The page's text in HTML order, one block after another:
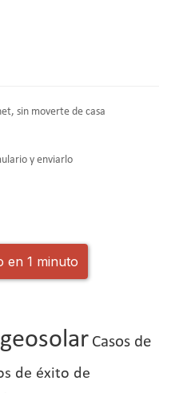
sin moverte de casa
y enviarlo
en 1 minuto
Casos de
de éxito de